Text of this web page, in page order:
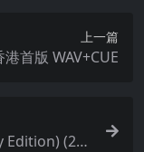
上一篇
华纳天碟2000 2CD[香港首版 WAV+CUE
Edition) (20